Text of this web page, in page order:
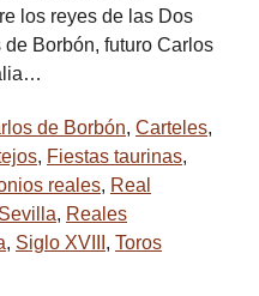
los reyes de las Dos
Borbón, futuro Carlos
de Borbón, Carteles,
, Fiestas taurinas,
reales, Real
, Reales
, Siglo XVIII , Toros